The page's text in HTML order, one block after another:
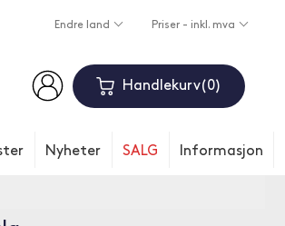
Endre land Priser - inkl. mva
Handlekurv 0
Nyheter SALG Informasjon